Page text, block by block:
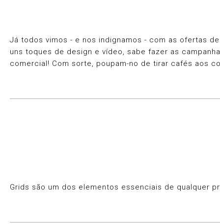
Já todos vimos - e nos indignamos - com as ofertas
uns toques de design e vídeo, sabe fazer as
comercial! Com sorte, poupam-no de tirar cafés aos
Grids são um dos elementos essenciais de qualquer